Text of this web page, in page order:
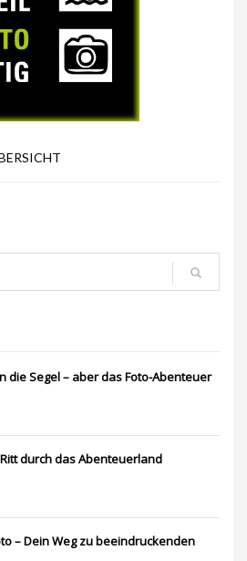
die Segel – aber das Foto-Abenteuer
durch das Abenteuerland
– Dein Weg zu beeindruckenden